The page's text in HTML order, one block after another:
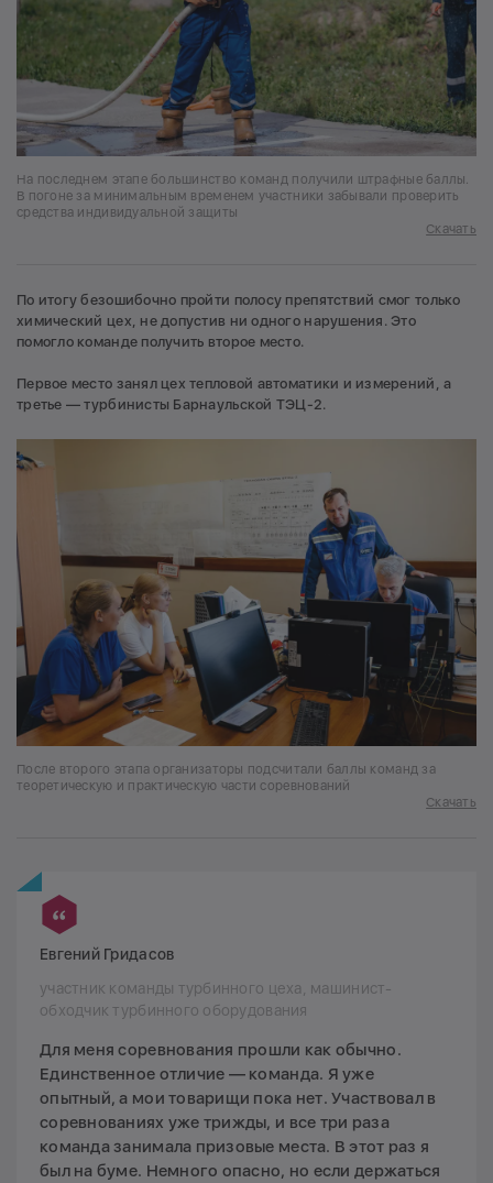
На последнем этапе большинство команд получили штрафные баллы.
В погоне за минимальным временем участники забывали проверить
средства индивидуальной защиты
Скачать
По итогу безошибочно пройти полосу препятствий смог только
химический цех, не допустив ни одного нарушения. Это
помогло команде получить второе место.
Первое место занял цех тепловой автоматики и измерений, а
третье — турбинисты Барнаульской ТЭЦ-2.
После второго этапа организаторы подсчитали баллы команд за
теоретическую и практическую части соревнований
Скачать
Евгений Гридасов
участник команды турбинного цеха, машинист-
обходчик турбинного оборудования
Для меня соревнования прошли как обычно.
Единственное отличие — команда. Я уже
опытный, а мои товарищи пока нет. Участвовал в
соревнованиях уже трижды, и все три раза
команда занимала призовые места. В этот раз я
был на буме. Немного опасно, но если держаться